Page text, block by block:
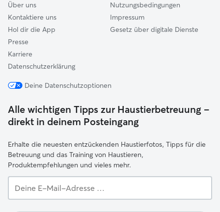
Über uns
Kontaktiere uns
Hol dir die App
Presse
Karriere
Datenschutzerklärung
Nutzungsbedingungen
Impressum
Gesetz über digitale Dienste
Deine Datenschutzoptionen
Alle wichtigen Tipps zur Haustierbetreuung –
direkt in deinem Posteingang
Erhalte die neuesten entzückenden Haustierfotos, Tipps für die
Betreuung und das Training von Haustieren,
Produktempfehlungen und vieles mehr.
E-